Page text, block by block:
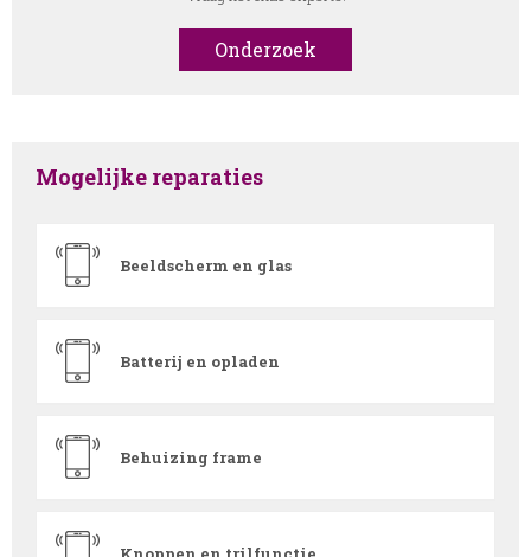
Onderzoek
Mogelijke reparaties
Beeldscherm en glas
Batterij en opladen
Behuizing frame